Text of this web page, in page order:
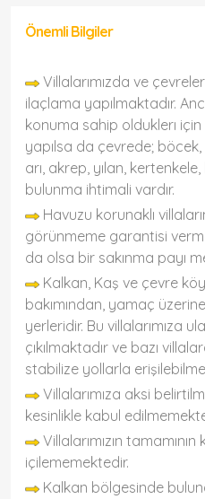
Önemli Bilgiler
Villalarımızda ve
ilaçlama yapılmaktadır.
konuma sahip olduklerı
yapılsa da çevrede; böcek,
arı, akrep, yılan,
bulunma ihtimali vardır.
Havuzu korunaklı
görünmeme garantisi
da olsa bir sakınma payı
Kalkan, Kaş ve çevre
bakımından, yamaç
yerleridir. Bu villalarımıza
çıkılmaktadır ve bazı
stabilize yollarla
Villalarımıza aksi
kesinlikle kabul
Villalarımızın
içilememektedir.
Kalkan bölgesinde